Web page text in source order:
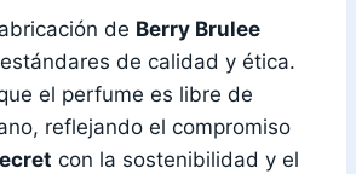
de Berry Brulee
de calidad y ética.
el perfume es libre de
reflejando el compromiso
con la sostenibilidad y el